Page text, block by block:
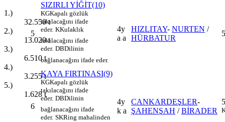
1.)
32.550t
2.)
13.020t
3.)
6.510t
4.)
3.255t
5.)
1.628t
5
SIZIRLI YİĞİT(10)
KGKapalı gözlük
takılacağını ifade
eder. KKulaklık
takılacağını ifade
eder. DBDilinin
bağlanacağını ifade eder.
4y
a a
HIZLITAY- NURTEN /
HÜRBATUR
6
KAYA FIRTINASI(9)
KGKapalı gözlük
takılacağını ifade
eder. DBDilinin
bağlanacağını ifade
eder. SKRing mahalinden
4y
k a
CANKARDEŞLER-
ŞAHENŞAH /BİRADER